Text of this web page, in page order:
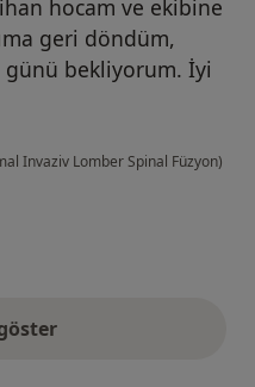
hocam ve ekibine
geri döndüm,
bekliyorum. İyi
Invaziv Lomber Spinal Füzyon)
görüşler